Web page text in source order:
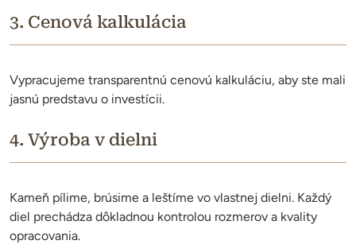
3. Cenová kalkulácia
Vypracujeme transparentnú cenovú kalkuláciu, aby ste mali
jasnú predstavu o investícii.
4. Výroba v dielni
Kameň pílime, brúsime a leštíme vo vlastnej dielni. Každý
diel prechádza dôkladnou kontrolou rozmerov a kvality
opracovania.